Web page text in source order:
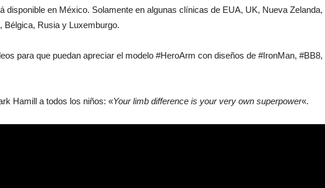
disponible en México. Solamente en algunas clínicas de EUA, UK, Nueva Zelanda,
Bélgica, Rusia y Luxemburgo.
para que puedan apreciar el modelo #HeroArm con diseños de #IronMan, #BB8,
Hamill a todos los niños: «Your limb difference is your very own superpower«.